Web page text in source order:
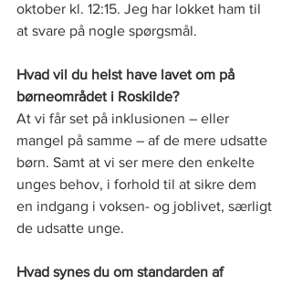
oktober kl. 12:15. Jeg har lokket ham til
at svare på nogle spørgsmål.
Hvad vil du helst have lavet om på
børneområdet i Roskilde?
At vi får set på inklusionen – eller
mangel på samme – af de mere udsatte
børn. Samt at vi ser mere den enkelte
unges behov, i forhold til at sikre dem
en indgang i voksen- og joblivet, særligt
de udsatte unge.
Hvad synes du om standarden af